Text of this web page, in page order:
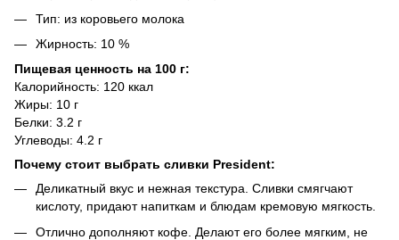
Тип: из коровьего молока
Жирность: 10 %
Пищевая ценность на 100 г:
Калорийность: 120 ккал
Жиры: 10 г
Белки: 3.2 г
Углеводы: 4.2 г
Почему стоит выбрать сливки President:
Деликатный вкус и нежная текстура. Сливки смягчают
кислоту, придают напиткам и блюдам кремовую мягкость.
Отлично дополняют кофе. Делают его более мягким, не